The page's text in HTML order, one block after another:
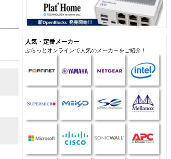
人気・定番メーカー
ぷらっとオンラインで人気のメーカーをご紹介！